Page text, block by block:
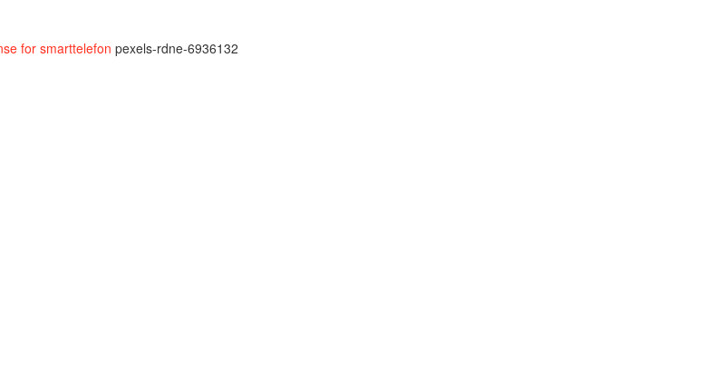
for smarttelefon pexels-rdne-6936132